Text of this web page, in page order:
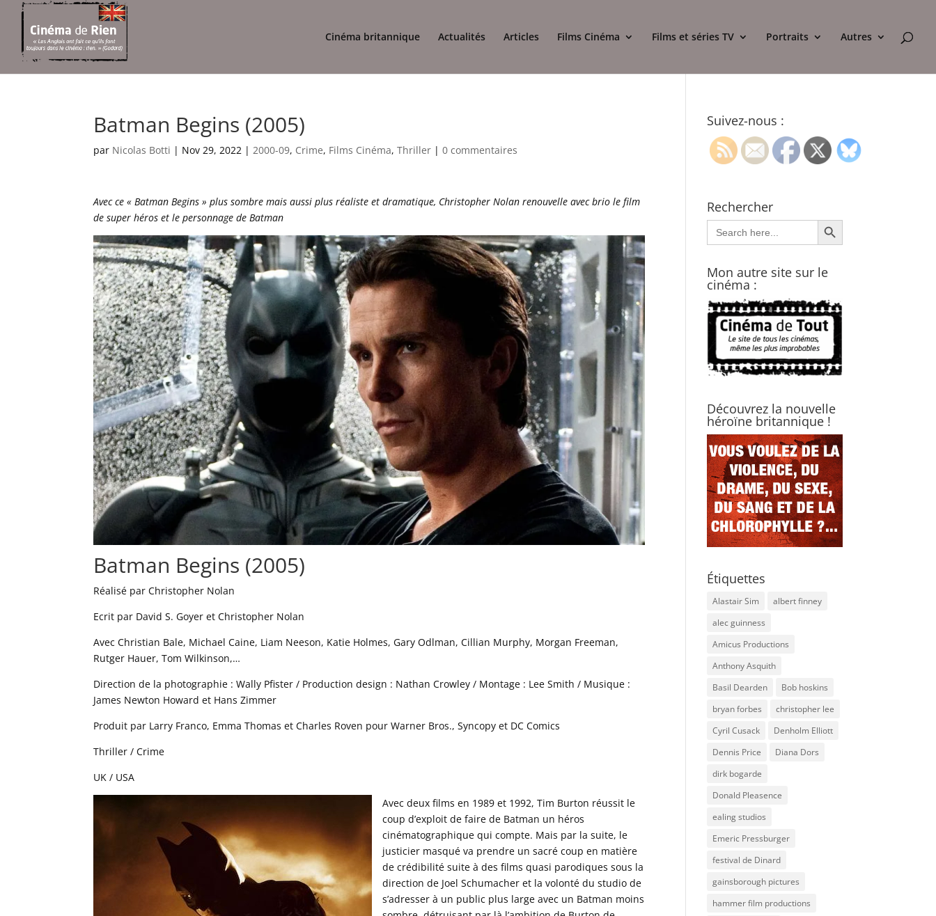
Cinéma britannique Actualités Articles Films Cinéma Films et séries TV Portraits Autres
Batman Begins (2005)
par Nicolas Botti | Nov 29, 2022 |2000-09, Crime, Films Cinéma,Thriller |0 commentaires
Avec ce « Batman Begins » plus sombre mais aussi plus réaliste et dramatique, Christopher Nolan renouvelle avec brio le film
de super héros et le personnage de Batman
Batman Begins (2005)
Réalisé par Christopher Nolan
Ecrit par David S. Goyer et Christopher Nolan
Avec Christian Bale, Michael Caine, Liam Neeson, Katie Holmes, Gary Odlman, Cillian Murphy, Morgan Freeman,
Rutger Hauer, Tom Wilkinson,…
Direction de la photographie : Wally Pfister / Production design : Nathan Crowley / Montage : Lee Smith / Musique :
James Newton Howard et Hans Zimmer
Produit par Larry Franco, Emma Thomas et Charles Roven pour Warner Bros., Syncopy et DC Comics
Thriller / Crime
UK / USA
Avec deux films en 1989 et 1992, Tim Burton réussit le
coup d’exploit de faire de Batman un héros
cinématographique qui compte. Mais par la suite, le
justicier masqué va prendre un sacré coup en matière
de crédibilité suite à des films quasi parodiques sous la
direction de Joel Schumacher et la volonté du studio de
s’adresser à un public plus large avec un Batman moins
Suivez-nous :
Rechercher
Search
for:
Search Button
Mon autre site sur le
cinéma :
Découvrez la nouvelle
héroïne britannique !
Étiquettes
Alastair Sim
albert finney
alec guinness
Amicus Productions
Anthony Asquith
Basil Dearden
Bob hoskins
bryan forbes
christopher lee
Cyril Cusack
Denholm Elliott
Dennis Price
Diana Dors
dirk bogarde
Donald Pleasence
ealing studios
Emeric Pressburger
festival de Dinard
gainsborough pictures
hammer film productions